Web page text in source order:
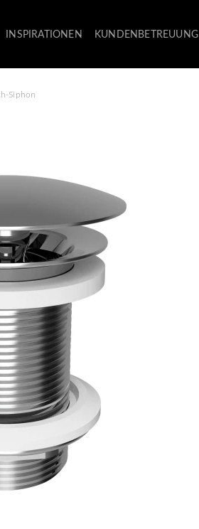
INSPIRATIONEN KUNDENBETREUUNG
Siphon